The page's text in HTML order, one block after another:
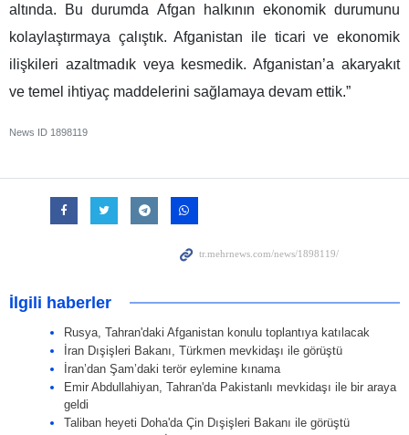
altında. Bu durumda Afgan halkının ekonomik durumunu
kolaylaştırmaya çalıştık. Afganistan ile ticari ve ekonomik
ilişkileri azaltmadık veya kesmedik. Afganistan’a akaryakıt
ve temel ihtiyaç maddelerini sağlamaya devam ettik.”
News ID 1898119
İlgili haberler
Rusya, Tahran'daki Afganistan konulu toplantıya katılacak
İran Dışişleri Bakanı, Türkmen mevkidaşı ile görüştü
İran’dan Şam’daki terör eylemine kınama
Emir Abdullahiyan, Tahran'da Pakistanlı mevkidaşı ile bir araya
geldi
Taliban heyeti Doha'da Çin Dışişleri Bakanı ile görüştü